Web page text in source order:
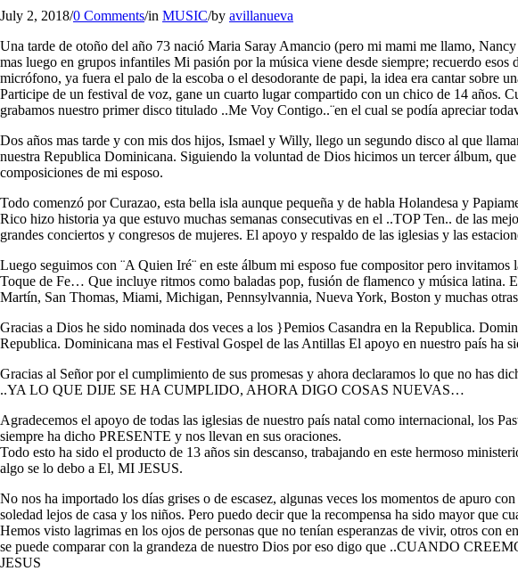
July 2, 2018/0 Comments/in MUSIC/by avillanueva
Una tarde de otoño del año 73 nació Maria Saray Amancio (pero mi mami me llamo,
mas luego en grupos infantiles Mi pasión por la música viene desde siempre; recuerdo
micrófono, ya fuera el palo de la escoba o el desodorante de papi, la idea era cantar sobre
Participe de un festival de voz, gane un cuarto lugar compartido con un chico de 14 años.
grabamos nuestro primer disco titulado ..Me Voy Contigo..¨en el cual se podía apreciar
Dos años mas tarde y con mis dos hijos, Ismael y Willy, llego un segundo disco al que
nuestra Republica Dominicana. Siguiendo la voluntad de Dios hicimos un tercer álbum,
composiciones de mi esposo.
Todo comenzó por Curazao, esta bella isla aunque pequeña y de habla Holandesa y
Rico hizo historia ya que estuvo muchas semanas consecutivas en el ..TOP Ten.. de las
grandes conciertos y congresos de mujeres. El apoyo y respaldo de las iglesias y las
Luego seguimos con ¨A Quien Iré¨ en este álbum mi esposo fue compositor pero
Toque de Fe… Que incluye ritmos como baladas pop, fusión de flamenco y música latina.
Martín, San Thomas, Miami, Michigan, Pennsylvannia, Nueva York, Boston y muchas
Gracias a Dios he sido nominada dos veces a los }Pemios Casandra en la Republica.
Republica. Dominicana mas el Festival Gospel de las Antillas El apoyo en nuestro país
Gracias al Señor por el cumplimiento de sus promesas y ahora declaramos lo que no has
..YA LO QUE DIJE SE HA CUMPLIDO, AHORA DIGO COSAS NUEVAS…
Agradecemos el apoyo de todas las iglesias de nuestro país natal como internacional, los
siempre ha dicho PRESENTE y nos llevan en sus oraciones.
Todo esto ha sido el producto de 13 años sin descanso, trabajando en este hermoso
algo se lo debo a El, MI JESUS.
No nos ha importado los días grises o de escasez, algunas veces los momentos de apuro
soledad lejos de casa y los niños. Pero puedo decir que la recompensa ha sido mayor que
Hemos visto lagrimas en los ojos de personas que no tenían esperanzas de vivir, otros con
se puede comparar con la grandeza de nuestro Dios por eso digo que ..CUANDO
JESUS